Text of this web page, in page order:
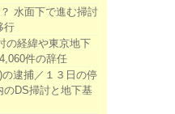
水面下で進む掃討
行
の経緯や東京地下
件の辞任
逮捕／１３日の停
のDS掃討と地下基